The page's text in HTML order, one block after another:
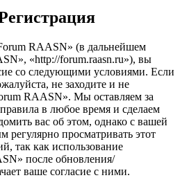
RAASN» (в дальнейшем
«http://forum.raasn.ru»), вы
со следующими условиями. Если
не заходите и не
RAASN». Мы оставляем за
в любое время и сделаем
вас об этом, однако с вашей
просматривать этот
так как использование
после обновления/
ваше согласие с ними.